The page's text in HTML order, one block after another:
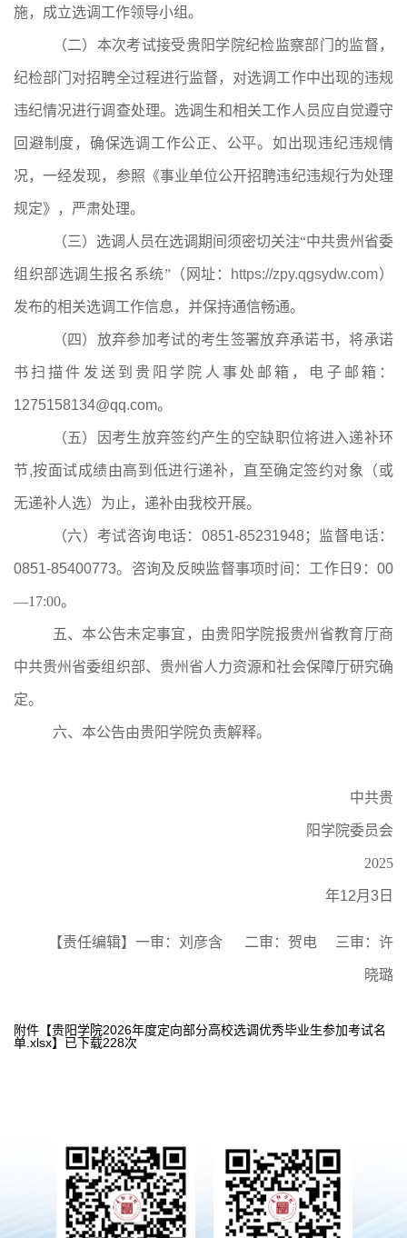
施，成立选调工作领导小组。
（二）本次考试接受贵阳学院纪检监察部门的监督，
纪检部门对招聘全过程进行监督，对选调工作中出现的违规
违纪情况进行调查处理。选调生和相关工作人员应自觉遵守
回避制度，确保选调工作公正、公平。如出现违纪违规情
况，一经发现，参照《事业单位公开招聘违纪违规行为处理
规定》，严肃处理。
（三）选调人员在选调期间须密切关注“中共贵州省委
组织部选调生报名系统”（网址： https://zpy.qgsydw.com）
发布的相关选调工作信息，并保持通信畅通。
（四）放弃参加考试的考生签署放弃承诺书，将承诺
书扫描件发送到贵阳学院人事处邮箱，电子邮箱：
1275158134@qq.com。
（五）因考生放弃签约产生的空缺职位将进入递补环
节,按面试成绩由高到低进行递补，直至确定签约对象（或
无递补人选）为止，递补由我校开展。
（六）考试咨询电话： 0851-85231948；监督电话：
0851-85400773。咨询及反映监督事项时间：工作日9 ：00
—17:00。
五、本公告未定事宜，由贵阳学院报贵州省教育厅商
中共贵州省委组织部、贵州省人力资源和社会保障厅研究确
定。
六、本公告由贵阳学院负责解释。
中共贵
阳学院委员会
2025
年12月 3 日
【责任编辑】一审：刘彦含 二审：贺电 三审：许
晓璐
附件【贵阳学院2026年度定向部分高校选调优秀毕业生参加考试名
单.xlsx】已下载228次